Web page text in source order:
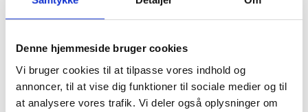
Denne hjemmeside bruger cookies
Vi bruger cookies til at tilpasse vores indhold og
annoncer, til at vise dig funktioner til sociale medier og til
at analysere vores trafik. Vi deler også oplysninger om
Donut seng Lys Grå Donut seng Beige